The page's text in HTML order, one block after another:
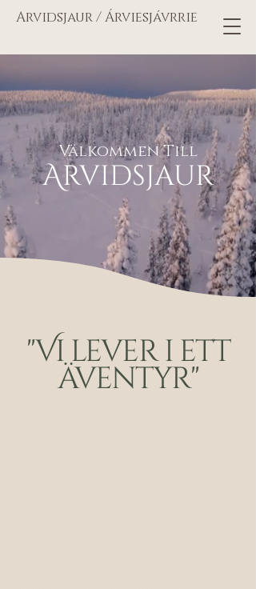
Arvidsjaur / Árviesjávrrie
Välkommen Till
Arvidsjaur
"Vi lever i ett
äventyr"